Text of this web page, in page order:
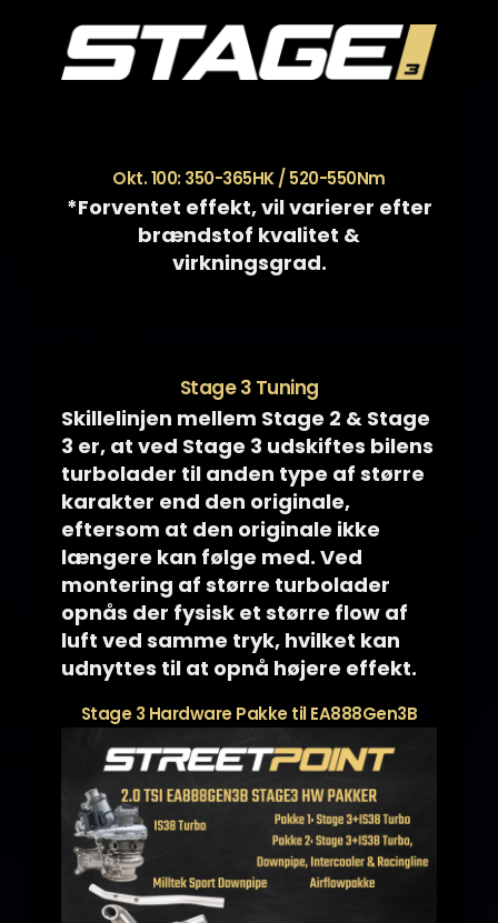
Okt. 100: 350-365HK / 520-550Nm
*Forventet effekt, vil varierer efter
brændstof kvalitet &
virkningsgrad.
Stage 3 Tuning
Skillelinjen mellem Stage 2 & Stage
3 er, at ved Stage 3 udskiftes bilens
turbolader til anden type af større
karakter end den originale,
eftersom at den originale ikke
længere kan følge med. Ved
montering af større turbolader
opnås der fysisk et større flow af
luft ved samme tryk, hvilket kan
udnyttes til at opnå højere effekt.
Stage 3 Hardware Pakke til EA888Gen3B